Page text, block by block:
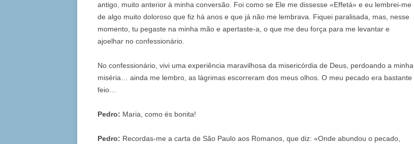
antigo, muito anterior à minha conversão. Foi como se Ele me dissesse «Effetá» e eu lembrei-me
de algo muito doloroso que fiz há anos e que já não me lembrava. Fiquei paralisada, mas, nesse
momento, tu pegaste na minha mão e apertaste-a, o que me deu força para me levantar e
ajoelhar no confessionário.
No confessionário, vivi uma experiência maravilhosa da misericórdia de Deus, perdoando a minha
miséria… ainda me lembro, as lágrimas escorreram dos meus olhos. O meu pecado era bastante
feio…
Pedro: Maria, como és bonita!
Pedro: Recordas-me a carta de São Paulo aos Romanos, que diz: «Onde abundou o pecado,